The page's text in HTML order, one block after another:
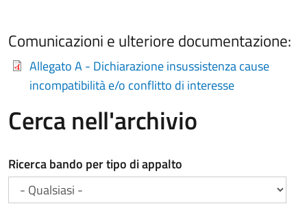
Comunicazioni e ulteriore documentazione:
Allegato A - Dichiarazione insussistenza cause
incompatibilità e/o conflitto di interesse
Cerca nell'archivio
Ricerca bando per tipo di appalto